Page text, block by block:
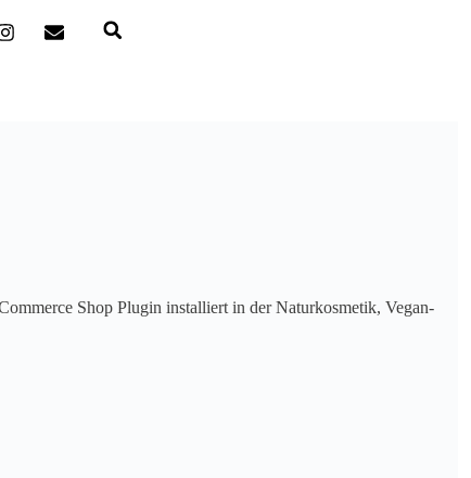
Shop Plugin installiert in der Naturkosmetik, Vegan-